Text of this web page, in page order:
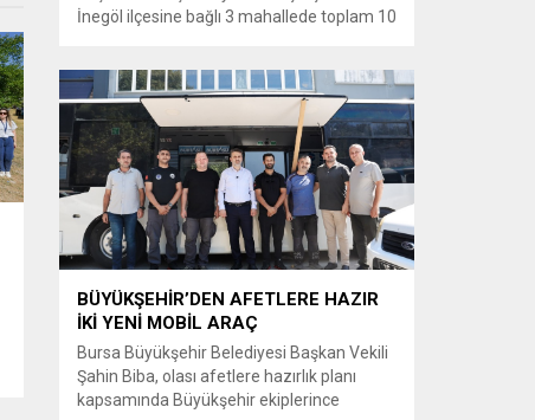
İnegöl ilçesine bağlı 3 mahallede toplam 10
Biba başkanlığında başlatılan ulaşım
seferberliği kapsamında Bursa Büyükşehir
Belediyesi Ulaşım Dairesi Başkanlığı
koordinasyonuyla 17 ilçede yol yenileme
çalışmalarına hız verildi. Başkan Vekili
Biba’nın göreve...
BÜYÜKŞEHİR’DEN AFETLERE HAZIR
İKİ YENİ MOBİL ARAÇ
Bursa Büyükşehir Belediyesi Başkan Vekili
Şahin Biba, olası afetlere hazırlık planı
kapsamında Büyükşehir ekiplerince